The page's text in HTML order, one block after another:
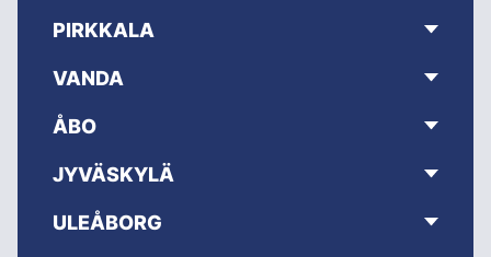
PIRKKALA
VANDA
ÅBO
JYVÄSKYLÄ
ULEÅBORG